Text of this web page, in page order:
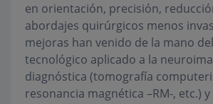
en orientación, precisión,
abordajes quirúrgicos menos
mejoras han venido de la mano
tecnológico aplicado a la
diagnóstica (tomografía
resonancia magnética –RM-, etc.)